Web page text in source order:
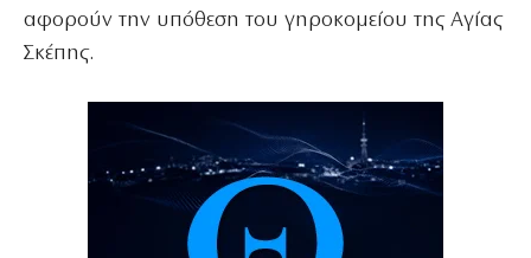
αφορούν την υπόθεση του γηροκομείου της Αγίας
Σκέπης.